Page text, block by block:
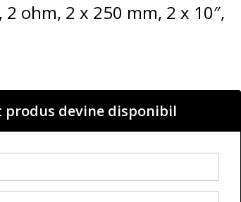
2 ohm, 2 x 250 mm, 2 x 10″,
produs devine disponibil